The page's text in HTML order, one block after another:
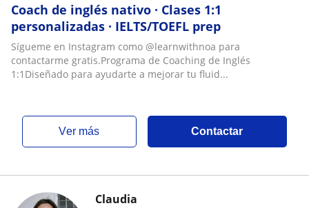
Coach de inglés nativo · Clases 1:1
personalizadas · IELTS/TOEFL prep
Sígueme en Instagram como @learnwithnoa para
contactarme gratis.Programa de Coaching de Inglés
1:1Diseñado para ayudarte a mejorar tu fluid...
ver más Contactar
Claudia